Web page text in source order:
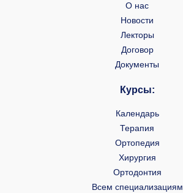
О нас
Новости
Лекторы
Договор
Документы
Курсы:
Календарь
Терапия
Ортопедия
Хирургия
Ортодонтия
Всем специализациям